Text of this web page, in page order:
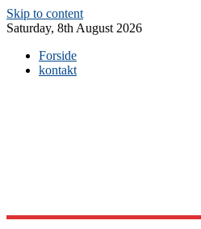
Skip to content
Saturday, 8th August 2026
Forside
kontakt